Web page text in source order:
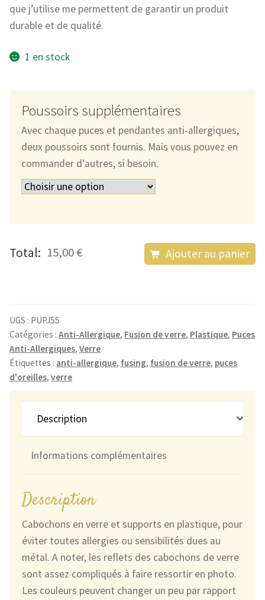
que j’utilise me permettent de garantir un produit
durable et de qualité.
1 en stock
Poussoirs supplémentaires
Avec chaque puces et pendantes anti-allergiques,
deux poussoirs sont fournis. Mais vous pouvez en
commander d'autres, si besoin.
Total: 15,00 €
Allergiques
Craquelées
Bleu
Ajouter au panier
UGS : PUPJ55
Catégories : Anti-Allergique, Fusion de verre, Plastique, Puces
Anti-Allergiques, Verre
Étiquettes : anti-allergique, fusing, fusion de verre, puces
d'oreilles, verre
Description
Informations complémentaires
Description
Cabochons en verre et supports en plastique, pour
éviter toutes allergies ou sensibilités dues au
métal. A noter, les reflets des cabochons de verre
sont assez compliqués à faire ressortir en photo.
Les couleurs peuvent changer un peu par rapport